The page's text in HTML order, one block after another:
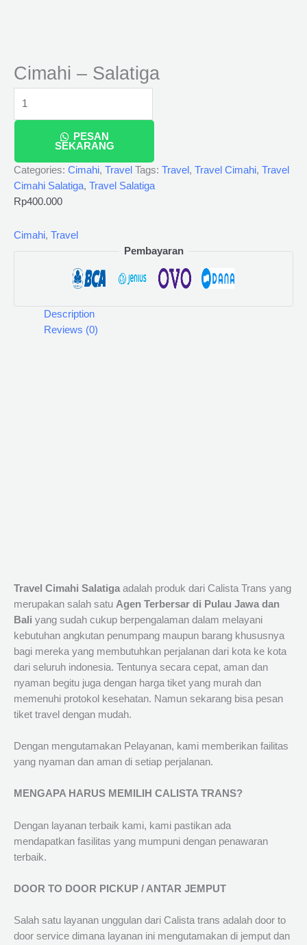
Cimahi – Salatiga
PESAN
SEKARANG
Categories: Cimahi, Travel Tags: Travel , Travel Cimahi, Travel
Cimahi Salatiga, Travel Salatiga
Rp400.000
Cimahi, Travel
Pembayaran
Description
Reviews (0)
Travel Cimahi Salatiga adalah produk dari Calista Trans yang
merupakan salah satu Agen Terbersar di Pulau Jawa dan
Bali yang sudah cukup berpengalaman dalam melayani
kebutuhan angkutan penumpang maupun barang khususnya
bagi mereka yang membutuhkan perjalanan dari kota ke kota
dari seluruh indonesia. Tentunya secara cepat, aman dan
nyaman begitu juga dengan harga tiket yang murah dan
memenuhi protokol kesehatan. Namun sekarang bisa pesan
tiket travel dengan mudah.
Dengan mengutamakan Pelayanan, kami memberikan failitas
yang nyaman dan aman di setiap perjalanan.
MENGAPA HARUS MEMILIH CALISTA TRANS?
Dengan layanan terbaik kami, kami pastikan ada
mendapatkan fasilitas yang mumpuni dengan penawaran
terbaik.
DOOR TO DOOR PICKUP / ANTAR JEMPUT
Salah satu layanan unggulan dari Calista trans adalah door to
door service dimana layanan ini mengutamakan di jemput dan